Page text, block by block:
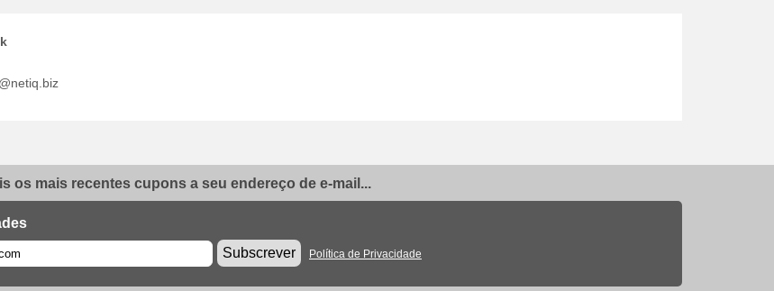
os mais recentes cupons a seu endereço de e-mail...
Subscrever
Política de Privacidade